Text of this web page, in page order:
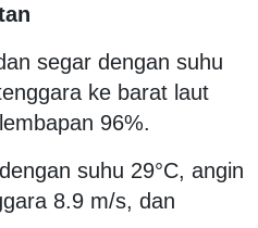
segar dengan suhu
ke barat laut
96%.
suhu 29°C, angin
8.9 m/s, dan